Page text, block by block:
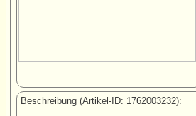
Beschreibung (Artikel-ID: 1762003232):